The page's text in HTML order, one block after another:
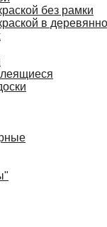
без рамки
в